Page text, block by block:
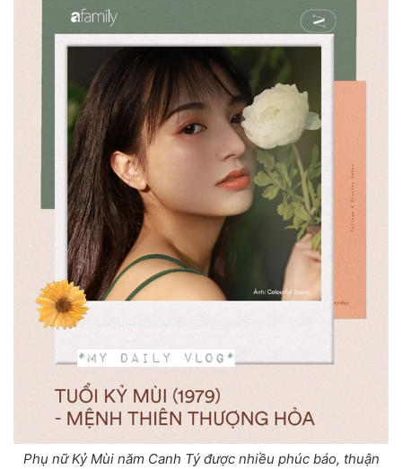
Phụ nữ Kỷ Mùi năm Canh Tý được nhiều phúc báo, thuận